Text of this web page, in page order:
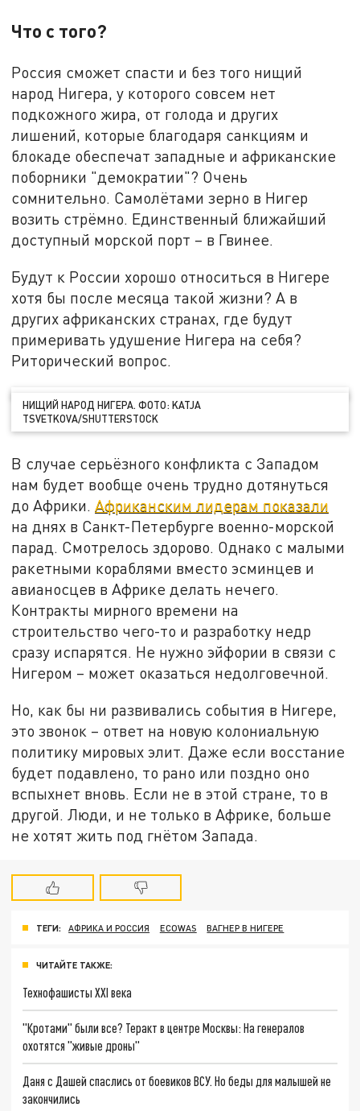
Что с того?
Россия сможет спасти и без того нищий
народ Нигера, у которого совсем нет
подкожного жира, от голода и других
лишений, которые благодаря санкциям и
блокаде обеспечат западные и африканские
поборники "демократии"? Очень
сомнительно. Самолётами зерно в Нигер
возить стрёмно. Единственный ближайший
доступный морской порт – в Гвинее.
Будут к России хорошо относиться в Нигере
хотя бы после месяца такой жизни? А в
других африканских странах, где будут
примеривать удушение Нигера на себя?
Риторический вопрос.
НИЩИЙ НАРОД НИГЕРА. ФОТО: KATJA
TSVETKOVA/SHUTTERSTOCK
В случае серьёзного конфликта с Западом
нам будет вообще очень трудно дотянуться
до Африки.Африканским лидерам показали
на днях в Санкт-Петербурге военно-морской
парад. Смотрелось здорово. Однако с малыми
ракетными кораблями вместо эсминцев и
авианосцев в Африке делать нечего.
Контракты мирного времени на
строительство чего-то и разработку недр
сразу испарятся. Не нужно эйфории в связи с
Нигером – может оказаться недолговечной.
Но, как бы ни развивались события в Нигере,
это звонок – ответ на новую колониальную
политику мировых элит. Даже если восстание
будет подавлено, то рано или поздно оно
вспыхнет вновь. Если не в этой стране, то в
другой. Люди, и не только в Африке, больше
не хотят жить под гнётом Запада.
ТЕГИ: АФРИКА И РОССИЯ ECOWAS ВАГНЕР В НИГЕРЕ
ЧИТАЙТЕ ТАКЖЕ:
Технофашисты XXI века
"Кротами" были все? Теракт в центре Москвы: На генералов
охотятся "живые дроны"
Даня с Дашей спаслись от боевиков ВСУ. Но беды для малышей не
закончились